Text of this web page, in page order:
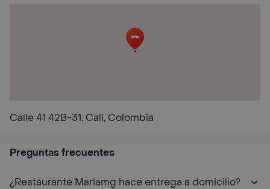
Calle 41 42B-31, Cali, Colombia
Preguntas frecuentes
¿Restaurante Mariamg hace entrega a domicilio?